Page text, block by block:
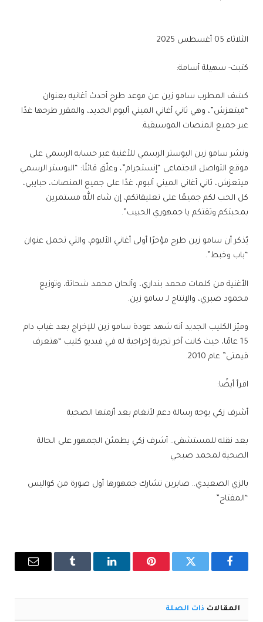
الثلاثاء 05 أغسطس 2025
كتبت- سهيلة أسامة:
كشف المطرب سامو زين عن موعد طرح أحدث أغانيه بعنوان
“ميتعزش”، وهي ثاني أغاني الميني ألبوم الجديد، والمقرر طرحها غدًا
عبر جميع المنصات الموسيقية.
ونشر سامو زين البوستر الرسمي للأغنية عبر حسابه الرسمي على
موقع التواصل الاجتماعي “إنستجرام”، وعلّق قائلًا: “البوستر الرسمي
ميتعزش، ثاني أغاني الميني ألبوم، غدًا على جميع المنصات، حبايبي،
كل الحب لكم جميعًا على تعليقاتكم، إن شاء الله مستمرين
بمحبتكم وثقتكم يا جمهوري الحبيب”.
يُذكر أن سامو زين طرح مؤخرًا أولى أغاني الألبوم، والتي تحمل عنوان
“باب وخبط”.
الأغنية من كلمات محمد بنداري، وألحان محمد شحاتة، وتوزيع
محمود صبري، والإنتاج لـ سامو زين.
وميّز الكليب الجديد أنه شهد عودة سامو زين للإخراج بعد غياب دام
15 عامًا، حيث كانت آخر تجربة إخراجية له في فيديو كليب “هتعرف
قيمتي” عام 2010.
اقرأ أيضًا:
أشرف زكي يوجه رسالة دعم لأنغام بعد أزمتها الصحية
بعد نقله للمستشفى.. أشرف زكي يطمئن الجمهور على الحالة
الصحية لمحمد صبحي
بالزي الصعيدي.. صابرين تشارك جمهورها أول صورة من كواليس
“المفتاح”
فيسبوك تويتر بينتيريستلينكدإن Tumblr
البريد
المقالات ذات الصلة